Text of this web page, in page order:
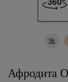
9k
Афродита